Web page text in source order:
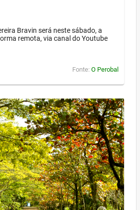
Bravin será neste sábado, a
remota, via canal do Youtube
Fonte: O Perobal